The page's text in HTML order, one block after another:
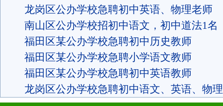
龙岗区公办学校急聘初中英语、物理老师
南山区公办学校招初中语文，初中道法1名
福田区某公办学校急聘初中历史教师
福田区某公办学校急聘小学语文教师
福田区某公办学校急聘初中英语教师
龙岗区公办学校急聘初中语文、英语、物